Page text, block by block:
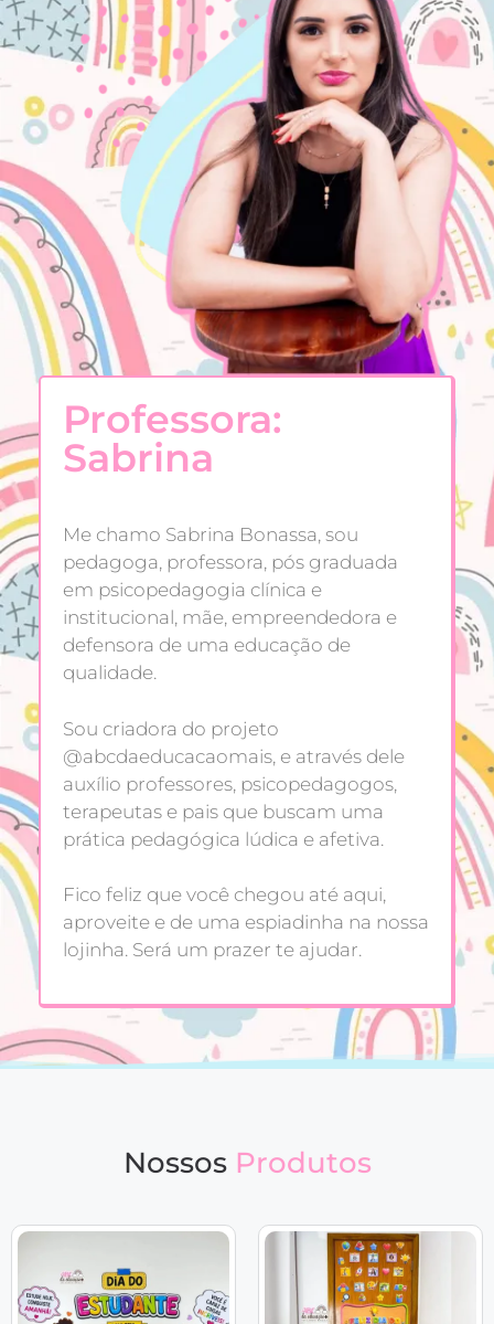
Professora:
Sabrina
Me chamo Sabrina Bonassa, sou
pedagoga, professora, pós graduada
em psicopedagogia clínica e
institucional, mãe, empreendedora e
defensora de uma educação de
qualidade.
Sou criadora do projeto
@abcdaeducacaomais, e através dele
auxílio professores, psicopedagogos,
terapeutas e pais que buscam uma
prática pedagógica lúdica e afetiva.
Fico feliz que você chegou até aqui,
aproveite e de uma espiadinha na nossa
lojinha. Será um prazer te ajudar.
Nossos Produtos